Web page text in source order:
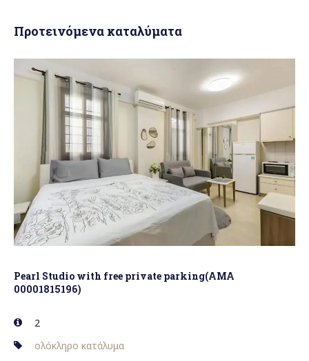
και
Ροτόντα
Θεσσαλονίκης”
Προτεινόμενα καταλύματα
Pearl Studio with free private parking(AMA
00001815196)
2
ολόκληρο κατάλυμα